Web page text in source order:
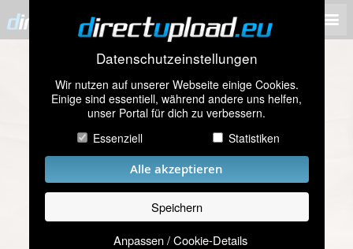
Datenschutzeinstellungen
Wir nutzen auf unserer Webseite einige Cookies.
Einige sind essentiell, während andere uns helfen,
unser Portal für dich zu verbessern.
Essenziell
Statistiken
Alle akzeptieren
Speichern
Anpassen / Cookie-Details